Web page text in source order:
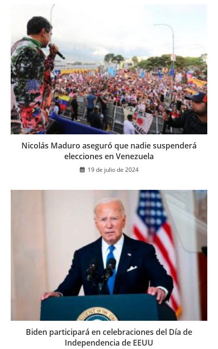
Nicolás Maduro aseguró que nadie suspenderá
elecciones en Venezuela
19 de julio de 2024
Biden participará en celebraciones del Día de
Independencia de EEUU